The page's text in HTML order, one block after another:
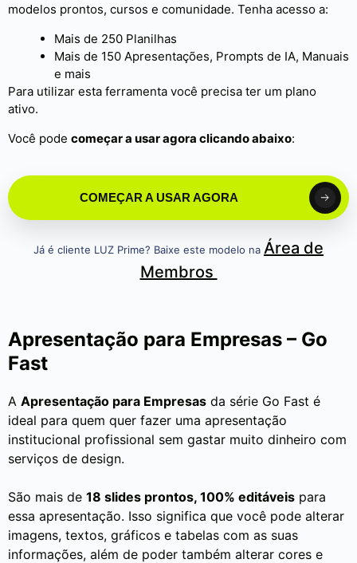
modelos prontos, cursos e comunidade. Tenha acesso a:
Mais de 250 Planilhas
Mais de 150 Apresentações, Prompts de IA, Manuais
e mais
Para utilizar esta ferramenta você precisa ter um plano
ativo.
Você pode começar a usar agora clicando abaixo:
COMEÇAR A USAR AGORA
Já é cliente LUZ Prime? Baixe este modelo na Área de
Membros
Apresentação para Empresas – Go
Fast
A Apresentação para Empresas da série Go Fast é
ideal para quem quer fazer uma apresentação
institucional profissional sem gastar muito dinheiro com
serviços de design.
São mais de 18 slides prontos, 100% editáveis para
essa apresentação. Isso significa que você pode alterar
imagens, textos, gráficos e tabelas com as suas
informações, além de poder também alterar cores e